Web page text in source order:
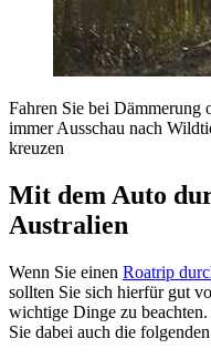
Fahren Sie bei Dämmerung
immer Ausschau nach
kreuzen
Mit dem Auto
Australien
Wenn Sie einen Roatrip
sollten Sie sich hierfür gut
wichtige Dinge zu
Sie dabei auch die